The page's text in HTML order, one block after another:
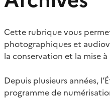
Cette rubrique vous
photographiques et
la conservation et la mise
Depuis plusieurs années,
programme de